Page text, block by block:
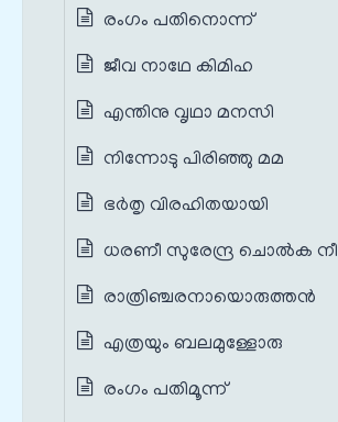
രംഗം പതിനൊന്ന്
ജീവ നാഥേ കിമിഹ
എന്തിനു വൃഥാ മനസി
നിന്നോടു പിരിഞ്ഞു മമ
ഭര്‍തൃ വിരഹിതയായി
ധരണീ സുരേന്ദ്ര ചൊല്‍ക നീ
രാത്രിഞ്ചരനായൊരുത്തന്‍
എത്രയും ബലമുള്ളോരു
രംഗം പതിമൂന്ന്